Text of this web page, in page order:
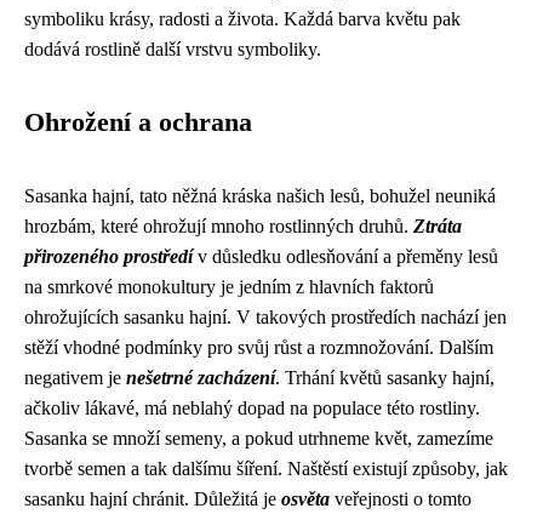
symboliku krásy, radosti a života. Každá barva květu pak
dodává rostlině další vrstvu symboliky.
Ohrožení a ochrana
Sasanka hajní, tato něžná kráska našich lesů, bohužel neuniká
hrozbám, které ohrožují mnoho rostlinných druhů. Ztráta
přirozeného prostředív důsledku odlesňování a přeměny lesů
na smrkové monokultury je jedním z hlavních faktorů
ohrožujících sasanku hajní. V takových prostředích nachází jen
stěží vhodné podmínky pro svůj růst a rozmnožování. Dalším
negativem je nešetrné zacházení. Trhání květů sasanky hajní,
ačkoliv lákavé, má neblahý dopad na populace této rostliny.
Sasanka se množí semeny, a pokud utrhneme květ, zamezíme
tvorbě semen a tak dalšímu šíření. Naštěstí existují způsoby, jak
sasanku hajní chránit. Důležitá je osvěta veřejnosti o tomto